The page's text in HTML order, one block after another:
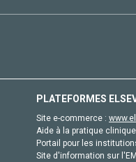
PLATEFORMES
Site e-commerce :
Aide à la pratique
Portail pour les
Site d'information sur